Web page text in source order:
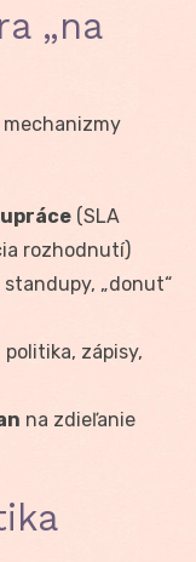
„na
(SLA
rozhodnutí)
„donut“
politika, zápisy,
na zdieľanie